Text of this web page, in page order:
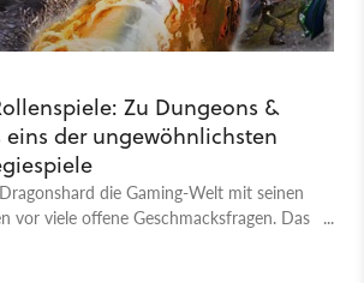
Zu Dungeons &
der ungewöhnlichsten
die Gaming-Welt mit seinen
vor viele offene Geschmacksfragen. Das